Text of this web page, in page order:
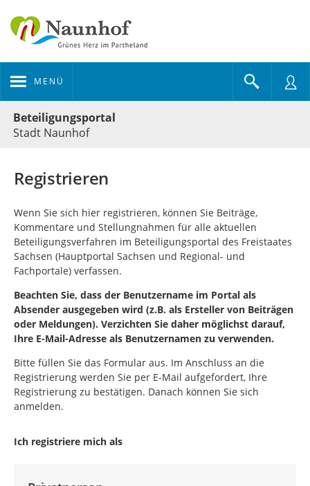
MENÜ
Beteiligungsportal
Stadt Naunhof
Registrieren
Wenn Sie sich hier registrieren, können Sie Beiträge,
Kommentare und Stellungnahmen für alle aktuellen
Beteiligungsverfahren im Beteiligungsportal des Freistaates
Sachsen (Hauptportal Sachsen und Regional- und
Fachportale) verfassen.
Beachten Sie, dass der Benutzername im Portal als
Absender ausgegeben wird (z.B. als Ersteller von Beiträgen
oder Meldungen). Verzichten Sie daher möglichst darauf,
Ihre E-Mail-Adresse als Benutzernamen zu verwenden.
Bitte füllen Sie das Formular aus. Im Anschluss an die
Registrierung werden Sie per E-Mail aufgefordert, Ihre
Registrierung zu bestätigen. Danach können Sie sich
anmelden.
Ich registriere mich als